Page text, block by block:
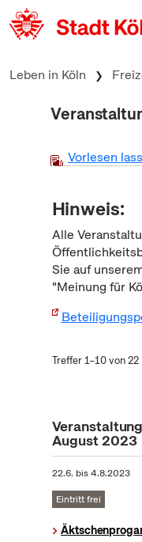
zum Inhalt springen
Leben in Köln
Vorlesen
Hinweis:
Alle
Sie auf
"Meinung für
Treffer 1–10 von 22
August 2023
22.6. bis4.8.2023
Eintritt frei